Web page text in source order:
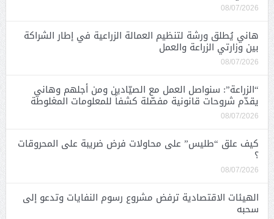
08/07/2026
هاني يُطلق ورشة لتنظيم العمالة الزراعية في إطار الشراكة
بين وزارتي الزراعة والعمل
08/07/2026
“الزراعة”: سنواصل العمل مع الصيّادين ومن أجلهم وهاني
يقدّم شروحات قانونية مفصّلة كشفاً للمعلومات المغلوطة
08/07/2026
كيف علق “طليس” على محاولات فرض ضريبة على المحروقات
؟
08/07/2026
الهيئات الاقتصادية ترفض مشروع رسوم النفايات وتدعو إلى
سحبه